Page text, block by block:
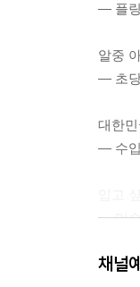
― 플링
알중
― 초
대한
― 수입
― 머
여름만
채널